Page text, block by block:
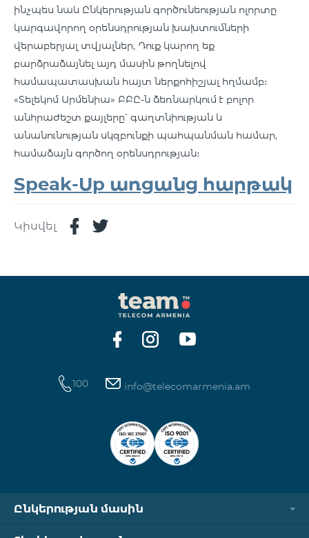
ինչպես նաև Ընկերության գործունեության ոլորտը
կարգավորող օրենսդրության խախտումների
վերաբերյալ տվյալներ, Դուք կարող եք
բարձրաձայնել այդ մասին թողնելով
համապատասխան հայտ ներքոհիշյալ հղմամբ։
«Տելեկոմ Արմենիա» ԲԲԸ-ն ձեռնարկում է բոլոր
անհրաժեշտ քայլերը՝ գաղտնիության և
անանունության սկզբունքի պահպանման համար,
համաձայն գործող օրենսդրության։
Speak-Up առցանց հարթակ
Կիսվել
100 info@telecomarmenia.am
Ընկերության մասին